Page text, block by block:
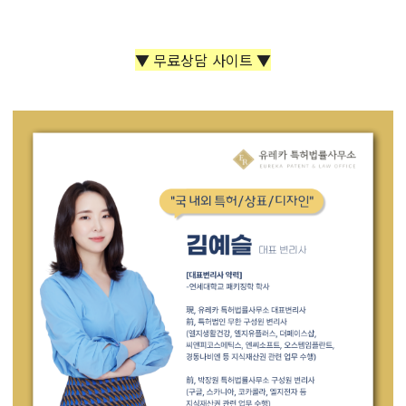
▼ 무료상담 사이트 ▼